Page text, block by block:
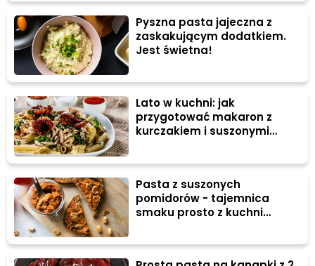
Pyszna pasta jajeczna z
zaskakującym dodatkiem.
Jest świetna!
Lato w kuchni: jak
przygotować makaron z
kurczakiem i suszonymi
Pasta z suszonych
pomidorów - tajemnica
smaku prosto z kuchni